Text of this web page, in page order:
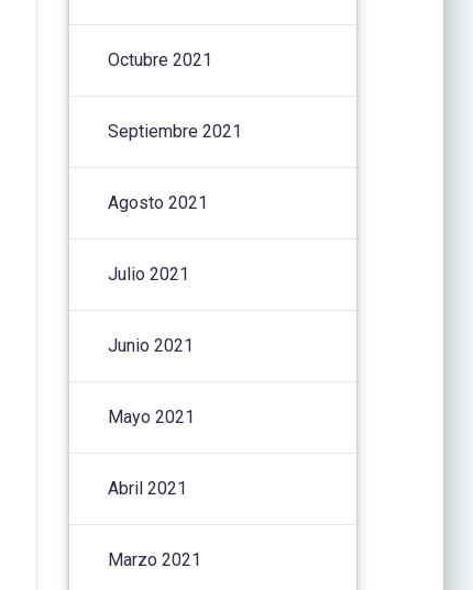
Octubre 2021
Septiembre 2021
Agosto 2021
Julio 2021
Junio 2021
Mayo 2021
Abril 2021
Marzo 2021